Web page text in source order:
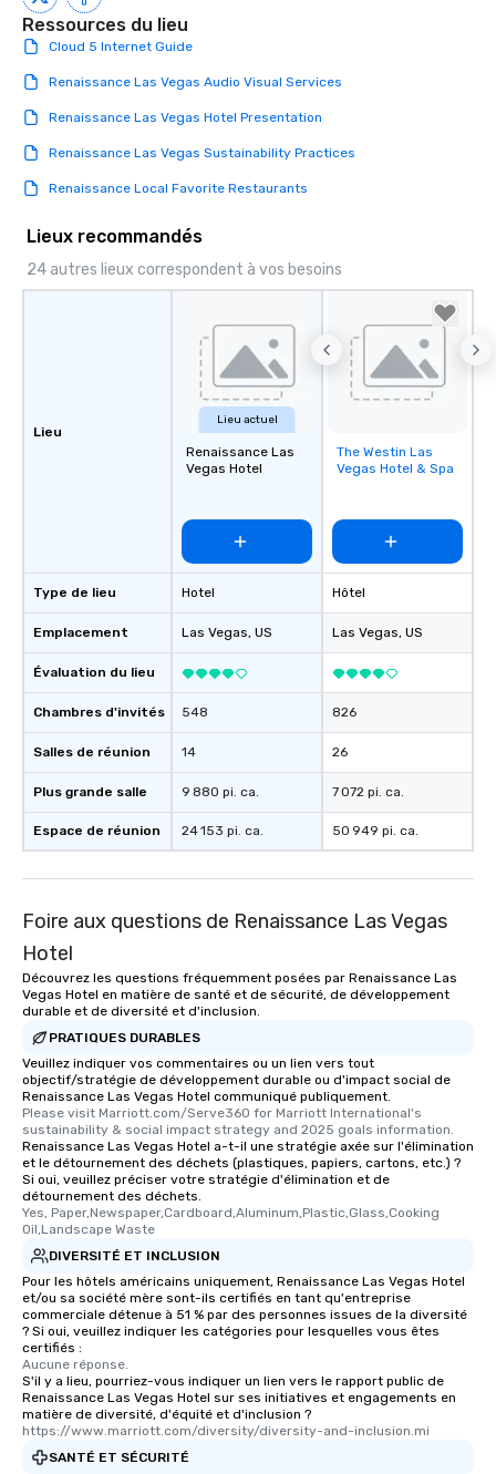
Ressources du lieu
Cloud 5 Internet Guide
Renaissance Las Vegas Audio Visual Services
Renaissance Las Vegas Hotel Presentation
Renaissance Las Vegas Sustainability Practices
Renaissance Local Favorite Restaurants
Lieux recommandés
24 autres lieux correspondent à vos besoins
Lieu
Type de lieu
Emplacement
Évaluation du lieu
Chambres d'invités
Salles de réunion
Plus grande salle
Espace de réunion
Lieu actuel
Renaissance Las
Vegas Hotel
Hotel
Las Vegas, US
548
14
9 880 pi. ca.
24 153 pi. ca.
Removed from
favorites
The Westin Las
Vegas Hotel & Spa
Hôtel
Las Vegas, US
826
26
7 072 pi. ca.
50 949 pi. ca.
Foire aux questions de Renaissance Las Vegas
Hotel
Découvrez les questions fréquemment posées par Renaissance Las
Vegas Hotel en matière de santé et de sécurité, de développement
durable et de diversité et d'inclusion.
PRATIQUES DURABLES
Veuillez indiquer vos commentaires ou un lien vers tout
objectif/stratégie de développement durable ou d'impact social de
Renaissance Las Vegas Hotel communiqué publiquement.
Please visit Marriott.com/Serve360 for Marriott International's
sustainability & social impact strategy and 2025 goals information.
Renaissance Las Vegas Hotel a-t-il une stratégie axée sur l'élimination
et le détournement des déchets (plastiques, papiers, cartons, etc.) ?
Si oui, veuillez préciser votre stratégie d'élimination et de
détournement des déchets.
Yes, Paper,Newspaper,Cardboard,Aluminum,Plastic,Glass,Cooking
Oil,Landscape Waste
DIVERSITÉ ET INCLUSION
Pour les hôtels américains uniquement, Renaissance Las Vegas Hotel
et/ou sa société mère sont-ils certifiés en tant qu'entreprise
commerciale détenue à 51 % par des personnes issues de la diversité
? Si oui, veuillez indiquer les catégories pour lesquelles vous êtes
certifiés :
Aucune réponse.
S'il y a lieu, pourriez-vous indiquer un lien vers le rapport public de
Renaissance Las Vegas Hotel sur ses initiatives et engagements en
matière de diversité, d'équité et d'inclusion ?
https://www.marriott.com/diversity/diversity-and-inclusion.mi
SANTÉ ET SÉCURITÉ